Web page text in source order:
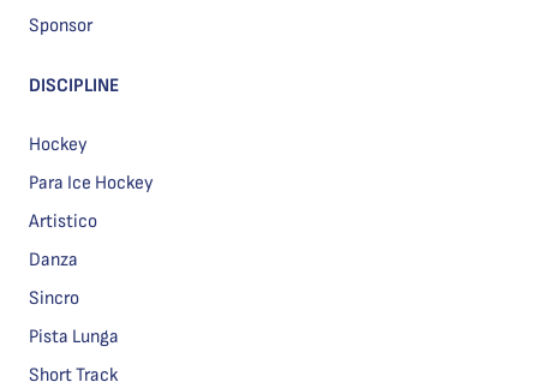
Sponsor
DISCIPLINE
Hockey
Para Ice Hockey
Artistico
Danza
Sincro
Pista Lunga
Short Track